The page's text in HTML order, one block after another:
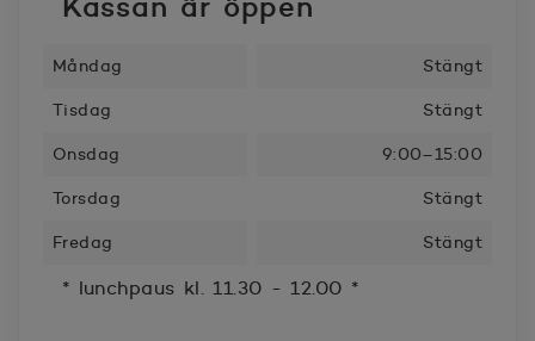
Måndag Stängt
Tisdag Stängt
Onsdag 9:00–15:00
Torsdag Stängt
Fredag Stängt
* lunchpaus kl. 11.30 - 12.00 *